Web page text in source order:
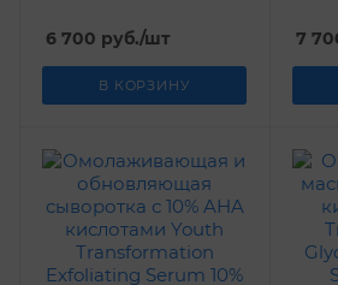
Skincare 30 гр
6 700 руб./шт
В КОРЗИНУ
7